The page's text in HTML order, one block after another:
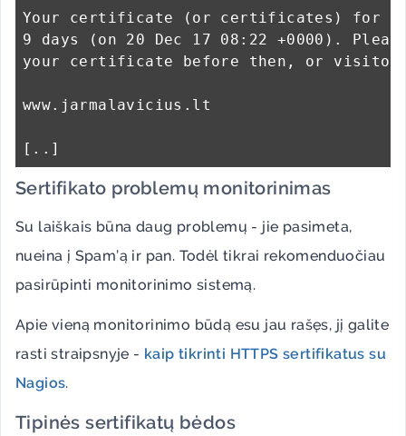
Your certificate (or certificates) for
9 days (on 20 Dec 17 08:22 +0000).
your certificate before then, or
www.jarmalavicius.lt
Sertifikato problemų monitorinimas
Su laiškais būna daug problemų - jie pasimeta,
nueina į Spam’ą ir pan. Todėl tikrai rekomenduočiau
pasirūpinti monitorinimo sistemą.
Apie vieną monitorinimo būdą esu jau rašęs, jį galite
rasti straipsnyje - kaip tikrinti HTTPS sertifikatus su
Nagios.
Tipinės sertifikatų bėdos